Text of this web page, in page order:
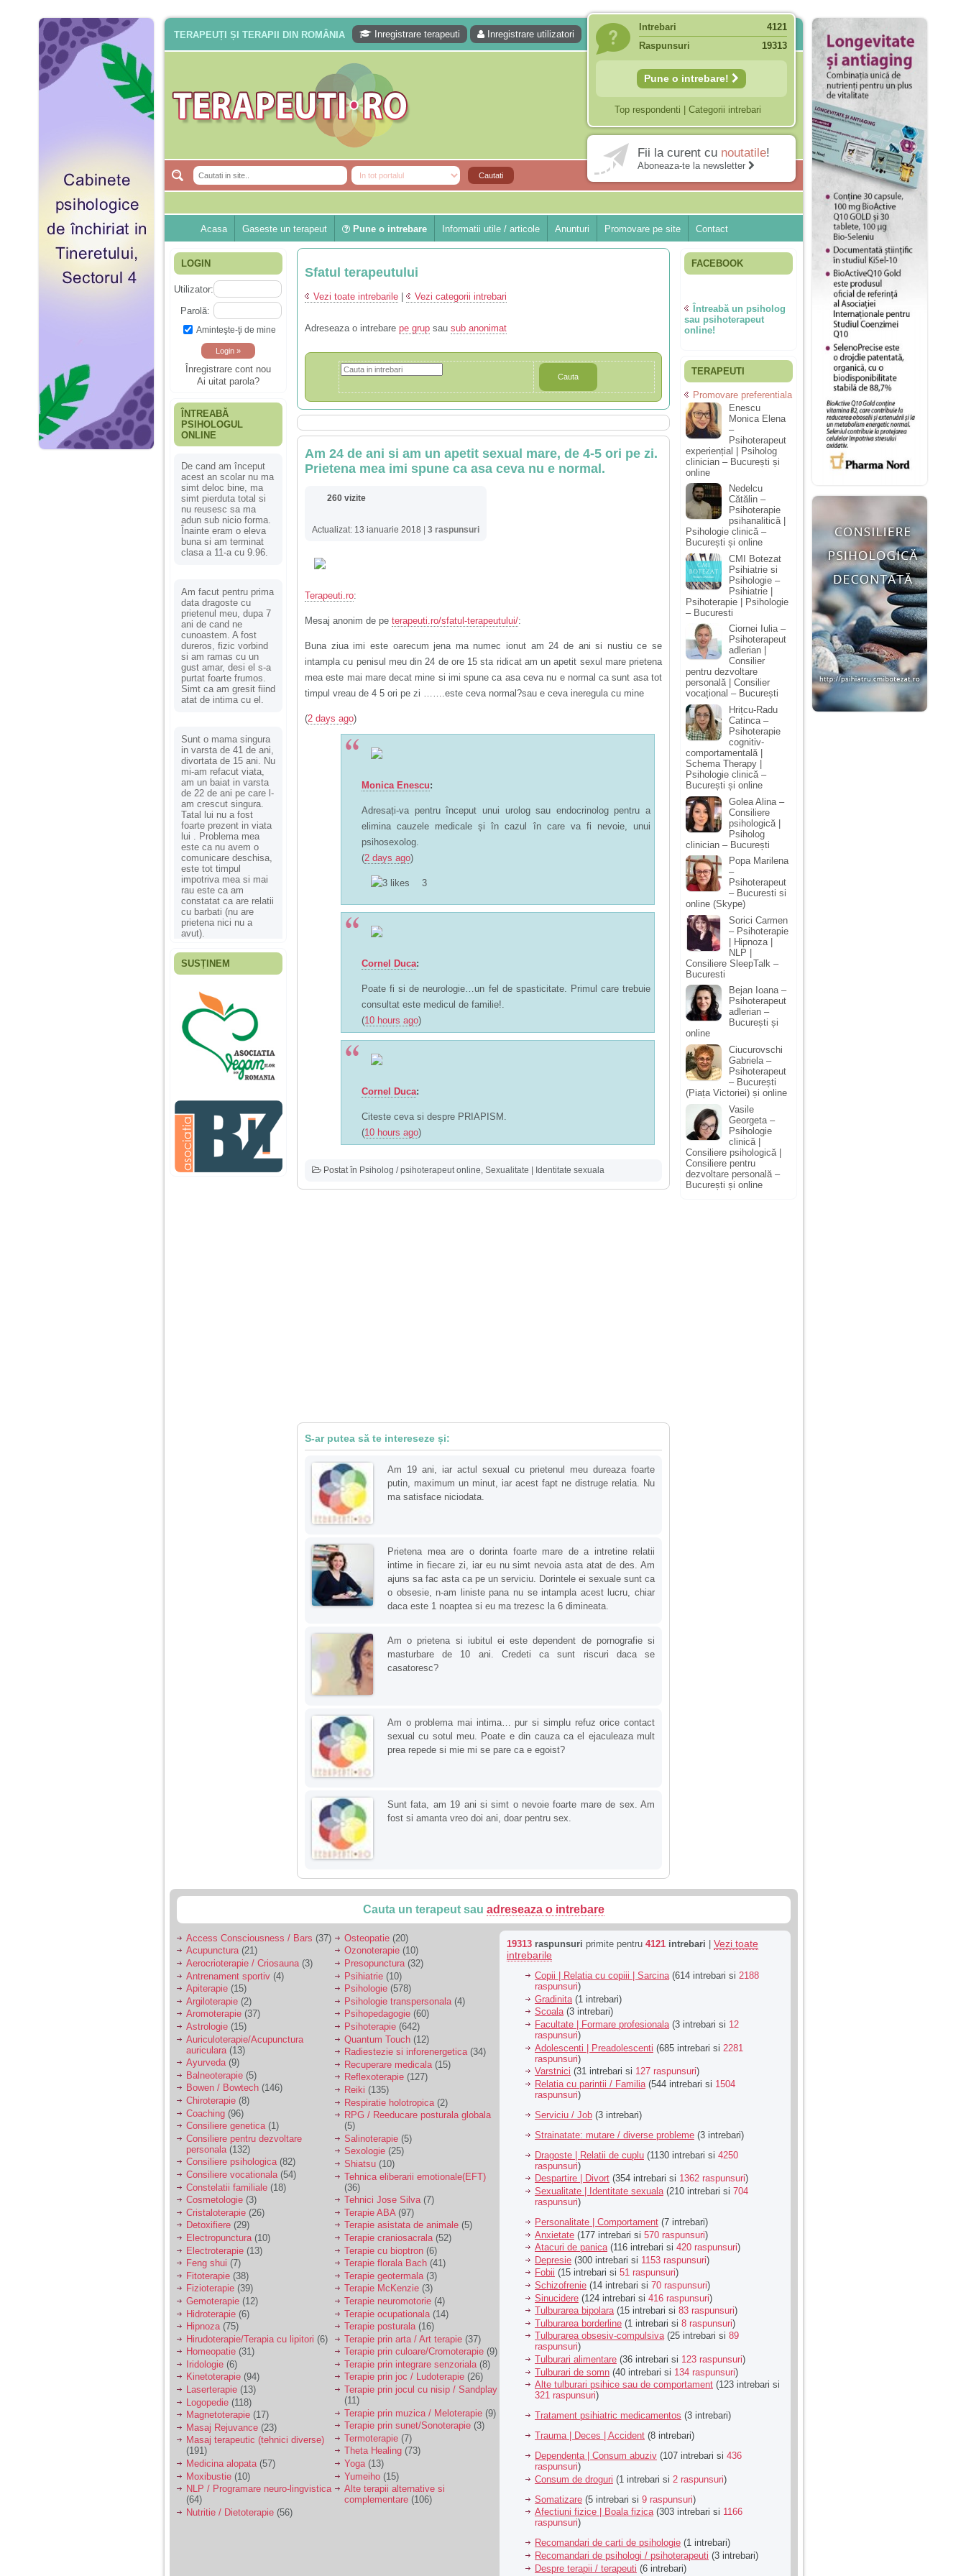
TERAPEUȚI ȘI TERAPII DIN ROMÂNIA Inregistrare terapeuti Inregistrare utilizatori
Intrebari
4121
Raspunsuri
19313
Pune o intrebare!
Top respondenti Categorii intrebari
Fii la curent cu noutatile!
Aboneaza-te la newsletter
Acasa Gaseste un terapeut Pune o intrebare Informatii utile / articole Anunturi Promovare pe site Contact
LOGIN
Utilizator:
Parolă:
Aminteşte-ţi de mine
Înregistrare cont nou
Ai uitat parola?
ÎNTREABĂ
PSIHOLOGUL
ONLINE
De cand am început
acest an scolar nu ma
simt deloc bine, ma
simt pierduta total si
nu reusesc sa ma
adun sub nicio forma.
Înainte eram o eleva
buna si am terminat
clasa a 11-a cu 9.96.
Am facut pentru prima
data dragoste cu
prietenul meu, dupa 7
ani de cand ne
cunoastem. A fost
dureros, fizic vorbind
si am ramas cu un
gust amar, desi el s-a
purtat foarte frumos.
Simt ca am gresit fiind
atat de intima cu el.
Sunt o mama singura
in varsta de 41 de ani,
divortata de 15 ani. Nu
mi-am refacut viata,
am un baiat in varsta
de 22 de ani pe care l-
am crescut singura.
Tatal lui nu a fost
foarte prezent in viata
lui . Problema mea
este ca nu avem o
comunicare deschisa,
este tot timpul
impotriva mea si mai
rau este ca am
constatat ca are relatii
cu barbati (nu are
prietena nici nu a
avut).
Fiica mea s-a nascut
ani, privind in urma
realizez cat de multe
greseli am facut in
educatia si cresterea
ei, am fost o mama
egoista, preocupata
de implinirea
profesionala, cand ea
era mica am neglijat-
agresiva, orice
greseala era taxata cu
o palma sau pedepse.
De 4 ani am o relatie
serioasa cu un barbat
o viata foarte grea. O
tata alcoolic, mai
nimanui nu ii pasa de
mine. Din cauza asta
am inceput sa beau
alcool si am inceput
sa ma culc cu barbati
pentru bani.
SUSȚINEM
Sfatul terapeutului
Vezi toate intrebarile Vezi categorii intrebari
Adreseaza o intrebare pe grup sau sub anonimat
Cauta
Am 24 de ani si am un apetit sexual mare, de 4-5 ori pe zi.
Prietena mea imi spune ca asa ceva nu e normal.
260 vizite
Actualizat: 13 ianuarie 2018 3 raspunsuri
Terapeuti.ro:
Mesaj anonim de pe terapeuti.ro/sfatul-terapeutului/:
Buna ziua imi este oarecum jena ma numec ionut am 24 de ani si nustiu ce se
intampla cu penisul meu din 24 de ore 15 sta ridicat am un apetit sexul mare prietena
mea este mai mare decat mine si imi spune ca asa ceva nu e normal ca sunt asa tot
timpul vreau de 4 5 ori pe zi …….este ceva normal?sau e ceva ineregula cu mine
(2 days ago)
Monica Enescu:
Adresați-va pentru început unui urolog sau endocrinolog pentru a
elimina cauzele medicale și în cazul în care va fi nevoie, unui
psihosexolog.
(2 days ago)
3
Cornel Duca:
Poate fi si de neurologie…un fel de spasticitate. Primul care trebuie
consultat este medicul de familie!.
(10 hours ago)
Cornel Duca:
Citeste ceva si despre PRIAPISM.
(10 hours ago)
Postat în Psiholog / psihoterapeut online, Sexualitate | Identitate sexuala
S-ar putea să te intereseze și:
Am 19 ani, iar actul sexual cu prietenul meu dureaza foarte
putin, maximum un minut, iar acest fapt ne distruge relatia. Nu
ma satisface niciodata.
Prietena mea are o dorinta foarte mare de a intretine relatii
intime in fiecare zi, iar eu nu simt nevoia asta atat de des. Am
ajuns sa fac asta ca pe un serviciu. Dorintele ei sexuale sunt ca
o obsesie, n-am liniste pana nu se intampla acest lucru, chiar
daca este 1 noaptea si eu ma trezesc la 6 dimineata.
Am o prietena si iubitul ei este dependent de pornografie si
masturbare de 10 ani. Credeti ca sunt riscuri daca se
casatoresc?
Am o problema mai intima… pur si simplu refuz orice contact
sexual cu sotul meu. Poate e din cauza ca el ejaculeaza mult
prea repede si mie mi se pare ca e egoist?
Sunt fata, am 19 ani si simt o nevoie foarte mare de sex. Am
fost si amanta vreo doi ani, doar pentru sex.
FACEBOOK
Întreabă un psiholog
sau psihoterapeut
online!
TERAPEUTI
Promovare preferentiala
Enescu
Monica Elena
–
Psihoterapeut
experiențial | Psiholog
clinician – București și
online
Nedelcu
Cătălin –
Psihoterapie
psihanalitică |
Psihologie clinică –
București și online
CMI Botezat
Psihiatrie si
Psihologie –
Psihiatrie |
Psihoterapie | Psihologie
– Bucuresti
Ciornei Iulia –
Psihoterapeut
adlerian |
Consilier
pentru dezvoltare
personală | Consilier
vocațional – București
Hrițcu-Radu
Catinca –
Psihoterapie
cognitiv-
comportamentală |
Schema Therapy |
Psihologie clinică –
București și online
Golea Alina –
Consiliere
psihologică |
Psiholog
clinician – București
Popa Marilena
–
Psihoterapeut
– Bucuresti si
online (Skype)
Sorici Carmen
– Psihoterapie
| Hipnoza |
NLP |
Consiliere SleepTalk –
Bucuresti
Bejan Ioana –
Psihoterapeut
adlerian –
București și
online
Ciucurovschi
Gabriela –
Psihoterapeut
– București
(Piața Victoriei) și online
Vasile
Georgeta –
Psihologie
clinică |
Consiliere psihologică |
Consiliere pentru
dezvoltare personală –
București și online
Cauta un terapeut sau adreseaza o intrebare
Access Consciousness / Bars (37)
Acupunctura(21)
Aerocrioterapie / Criosauna(3)
Antrenament sportiv (4)
Apiterapie (15)
Argiloterapie (2)
Aromoterapie (37)
Astrologie (15)
Auriculoterapie/Acupunctura
auriculara (13)
Ayurveda(9)
Balneoterapie (5)
Bowen / Bowtech (146)
Chiroterapie (8)
Coaching (96)
Consiliere genetica(1)
Consiliere pentru dezvoltare
personala (132)
Consiliere psihologica(82)
Consiliere vocationala (54)
Constelatii familiale (18)
Cosmetologie (3)
Cristaloterapie (26)
Detoxifiere (29)
Electropunctura (10)
Electroterapie (13)
Feng shui (7)
Fitoterapie (38)
Fizioterapie (39)
Gemoterapie (12)
Hidroterapie (6)
Hipnoza(75)
Hirudoterapie/Terapia cu lipitori (6)
Homeopatie (31)
Iridologie (6)
Kinetoterapie (94)
Laserterapie (13)
Logopedie (118)
Magnetoterapie (17)
Masaj Rejuvance (23)
Masaj terapeutic (tehnici diverse)
(191)
Medicina alopata(57)
Moxibustie (10)
NLP / Programare neuro-lingvistica
(64)
Nutritie / Dietoterapie (56)
Osteopatie (20)
Ozonoterapie (10)
Presopunctura(32)
Psihiatrie (10)
Psihologie (578)
Psihologie transpersonala (4)
Psihopedagogie (60)
Psihoterapie (642)
Quantum Touch (12)
Radiestezie si inforenergetica(34)
Recuperare medicala (15)
Reflexoterapie (127)
Reiki (135)
Respiratie holotropica (2)
RPG / Reeducare posturala globala
(5)
Salinoterapie (5)
Sexologie (25)
Shiatsu (10)
Tehnica eliberarii emotionale(EFT)
(36)
Tehnici Jose Silva(7)
Terapie ABA (97)
Terapie asistata de animale (5)
Terapie craniosacrala (52)
Terapie cu bioptron (6)
Terapie florala Bach (41)
Terapie geotermala (3)
Terapie McKenzie (3)
Terapie neuromotorie (4)
Terapie ocupationala (14)
Terapie posturala(16)
Terapie prin arta / Art terapie (37)
Terapie prin culoare/Cromoterapie (9)
Terapie prin integrare senzoriala (8)
Terapie prin joc / Ludoterapie (26)
Terapie prin jocul cu nisip / Sandplay
(11)
Terapie prin muzica / Meloterapie (9)
Terapie prin sunet/Sonoterapie (3)
Termoterapie (7)
Theta Healing (73)
Yoga(13)
Yumeiho (15)
Alte terapii alternative si
complementare (106)
19313 raspunsuri primite pentru 4121 intrebari
Vezi toate
intrebarile
Copii | Relatia cu copiii | Sarcina(614 intrebari si 2188
raspunsuri)
Gradinita (1 intrebari)
Scoala(3 intrebari)
Facultate | Formare profesionala(3 intrebari si 12
raspunsuri)
Adolescenti | Preadolescenti (685 intrebari si 2281
raspunsuri)
Varstnici (31 intrebari si 127 raspunsuri)
Relatia cu parintii / Familia (544 intrebari si 1504
raspunsuri)
Serviciu / Job (3 intrebari)
Strainatate: mutare / diverse probleme (3 intrebari)
Dragoste | Relatii de cuplu (1130 intrebari si 4250
raspunsuri)
Despartire | Divort (354 intrebari si 1362 raspunsuri)
Sexualitate | Identitate sexuala(210 intrebari si 704
raspunsuri)
Personalitate | Comportament (7 intrebari)
Anxietate (177 intrebari si 570 raspunsuri)
Atacuri de panica(116 intrebari si 420 raspunsuri)
Depresie (300 intrebari si 1153 raspunsuri)
Fobii (15 intrebari si 51 raspunsuri)
Schizofrenie (14 intrebari si 70 raspunsuri)
Sinucidere (124 intrebari si 416 raspunsuri)
Tulburarea bipolara(15 intrebari si 83 raspunsuri)
Tulburarea borderline (1 intrebari si 8 raspunsuri)
Tulburarea obsesiv-compulsiva(25 intrebari si 89
raspunsuri)
Tulburari alimentare (36 intrebari si 123 raspunsuri)
Tulburari de somn (40 intrebari si 134 raspunsuri)
Alte tulburari psihice sau de comportament (123 intrebari si
321 raspunsuri)
Tratament psihiatric medicamentos (3 intrebari)
Trauma | Deces | Accident (8 intrebari)
Dependenta | Consum abuziv (107 intrebari si 436
raspunsuri)
Consum de droguri (1 intrebari si 2 raspunsuri)
Somatizare (5 intrebari si 9 raspunsuri)
Afectiuni fizice | Boala fizica(303 intrebari si 1166
raspunsuri)
Recomandari de carti de psihologie (1 intrebari)
Recomandari de psihologi / psihoterapeuti (3 intrebari)
Despre terapii / terapeuti (6 intrebari)